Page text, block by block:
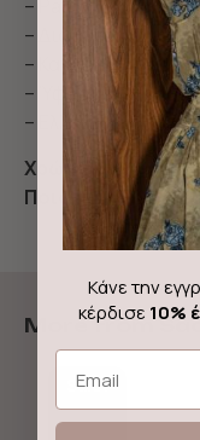
– Patch
– Διαθέτει
– Κανονική
– Ύφασμα από
– Ελληνική
Χρώμα:
Μωβ
Ποιότητα:100%
More from
Sale!
Κάνε την
κέρδισε 10%
Email